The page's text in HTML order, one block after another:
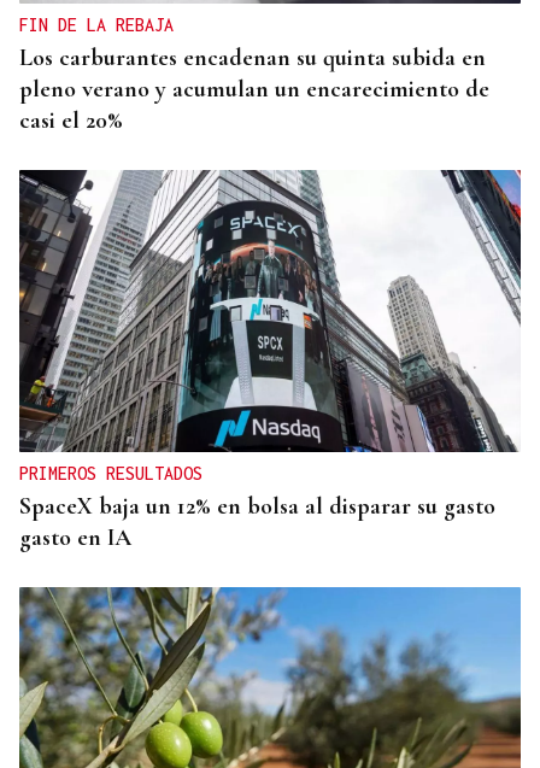
FIN DE LA REBAJA
Los carburantes encadenan su quinta subida en
pleno verano y acumulan un encarecimiento de
casi el 20%
PRIMEROS RESULTADOS
SpaceX baja un 12% en bolsa al disparar su gasto
gasto en IA